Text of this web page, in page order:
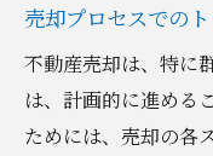
売却プロセスでの
不動産売却は、特に
は、計画的に進める
ためには、売却の各